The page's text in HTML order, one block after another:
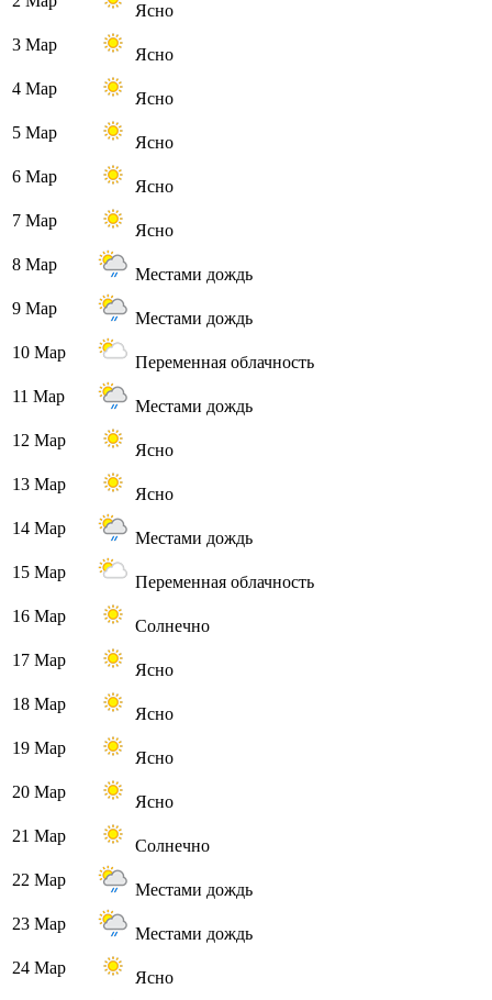
Ясно
3 Мар
Ясно
4 Мар
Ясно
5 Мар
Ясно
6 Мар
Ясно
7 Мар
Ясно
8 Мар
Местами дождь
9 Мар
Местами дождь
10 Мар
Переменная облачность
11 Мар
Местами дождь
12 Мар
Ясно
13 Мар
Ясно
14 Мар
Местами дождь
15 Мар
Переменная облачность
16 Мар
Солнечно
17 Мар
Ясно
18 Мар
Ясно
19 Мар
Ясно
20 Мар
Ясно
21 Мар
Солнечно
22 Мар
Местами дождь
23 Мар
Местами дождь
24 Мар
Ясно